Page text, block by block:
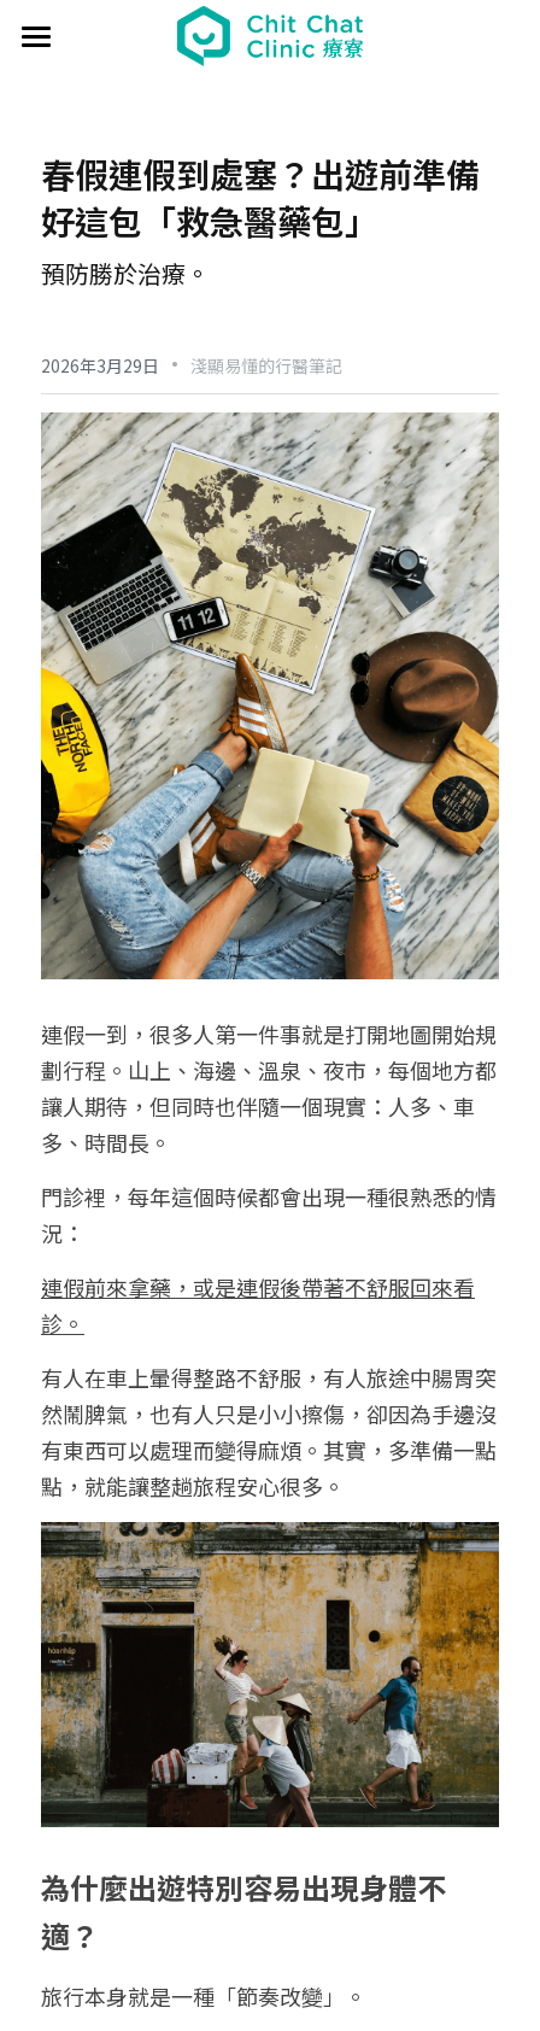
最新動態 Event
《真相追尋者》十字路口篇
日本香の占卜🎐
文化美食夜
療寮看電影
給大人的電影社
手作．時光
台港文化傾偈會
《我在露台煎西多士》場刊
展覽 Exhibition
《島工》職業醫學社區展
《邊界》概念藝術展
《休日》創作聯展
療癒 & 心靈 Wellness
板橋輕運動
實青小學堂+
特別企劃 - 眠八月
實體課程 Course
板橋運動教室
Yoga 瑜珈
Boxing 拳擊
運動課花絮
廣東話基礎班
新北輕騎行
給香港人的國語課
西多士 粵語劇場
守護華江人工濕地
療寮．工作室開放日
《神隱》實境遊戲
遊戲主頁
調香師
馴獸師
場地租借 Venue
場地租借
共享空間
現場環境
價格方案
平日最新優惠
部落格 Blog
聯絡我們 Contact us
登錄 /註冊
搜索
02 7755 7668
chitchatclinic@gmail.com
預約
春假連假到處塞？出遊前準備
好這包「救急醫藥包」
預防勝於治療。
2026年3月29日 · 淺顯易懂的行醫筆記
連假一到，很多人第一件事就是打開地圖開始規
劃行程。山上、海邊、溫泉、夜市，每個地方都
讓人期待，但同時也伴隨一個現實：人多、車
多、時間長。
門診裡，每年這個時候都會出現一種很熟悉的情
況：
連假前來拿藥，或是連假後帶著不舒服回來看
診。
有人在車上暈得整路不舒服，有人旅途中腸胃突
然鬧脾氣，也有人只是小小擦傷，卻因為手邊沒
有東西可以處理而變得麻煩。其實，多準備一點
點，就能讓整趟旅程安心很多。
為什麼出遊特別容易出現身體不
適？
旅行本身就是一種「節奏改變」。